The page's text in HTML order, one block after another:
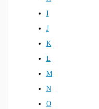
I
J
K
L
M
N
O